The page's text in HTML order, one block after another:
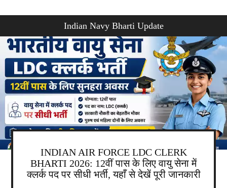
Indian Navy Bharti Update
INDIAN AIR FORCE LDC CLERK
BHARTI 2026: 12वीं पास के लिए वायु सेना में
क्लर्क पद पर सीधी भर्ती, यहाँ से देखें पूरी जानकारी